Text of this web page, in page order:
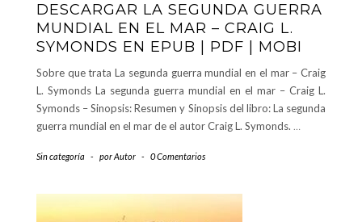
DESCARGAR LA SEGUNDA GUERRA
MUNDIAL EN EL MAR – CRAIG L.
SYMONDS EN EPUB | PDF | MOBI
Sobre que trata La segunda guerra mundial en el mar – Craig
L. Symonds La segunda guerra mundial en el mar – Craig L.
Symonds – Sinopsis: Resumen y Sinopsis del libro: La segunda
guerra mundial en el mar de el autor Craig L. Symonds. …
Sin categoría - porAutor - 0 Comentarios